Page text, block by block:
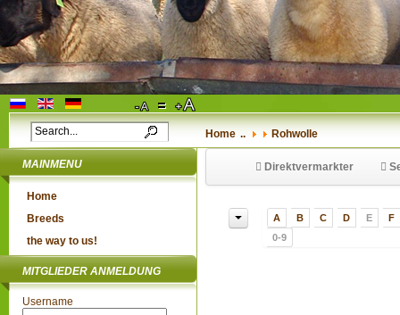
Home .. Rohwolle
MAINMENU
Home
Breeds
the way to us!
MITGLIEDER ANMELDUNG
Username
Direktvermarkter
A B C D E
F
0-9